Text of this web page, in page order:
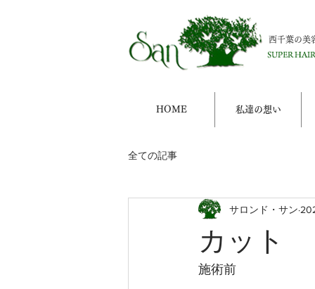
西千葉の美
HOME 私達の想い
全ての記事
カット
サロンド・サン
施術前